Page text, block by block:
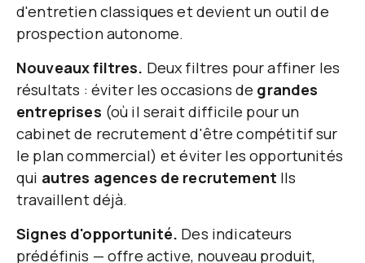
d'entretien classiques et devient un outil de
prospection autonome.
Nouveaux filtres. Deux filtres pour affiner les
résultats : éviter les occasions de grandes
entreprises (où il serait difficile pour un
cabinet de recrutement d'être compétitif sur
le plan commercial) et éviter les opportunités
qui autres agences de recrutement Ils
travaillent déjà.
Signes d'opportunité. Des indicateurs
prédéfinis — offre active, nouveau produit,